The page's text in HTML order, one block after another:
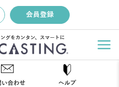
会員登録
グをカンタン、スマートに
い合わせ ヘルプ